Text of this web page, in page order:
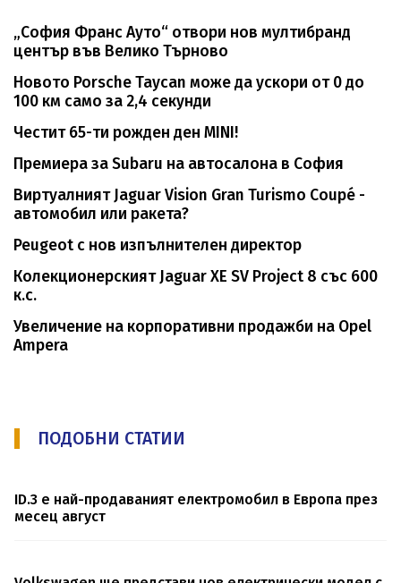
„София Франс Ауто“ отвори нов мултибранд
център във Велико Търново
Новото Porsche Taycan може да ускори от 0 до
100 км само за 2,4 секунди
Честит 65-ти рожден ден MINI!
Премиера за Subaru на автосалона в София
Виртуалният Jaguar Vision Gran Turismo Coupé -
автомобил или ракета?
Peugeot с нов изпълнителен директор
Колекционерският Jaguar XE SV Project 8 със 600
к.с.
Увеличение на корпоративни продажби на Opel
Ampera
ПОДОБНИ СТАТИИ
ID.3 е най-продаваният електромобил в Европа през
месец август